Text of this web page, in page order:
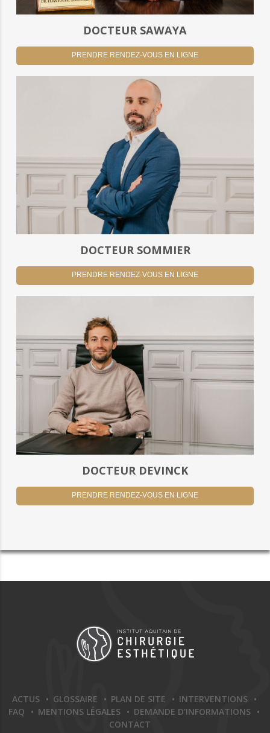
DOCTEUR SAWAYA
PRENDRE RENDEZ-VOUS EN LIGNE
DOCTEUR SOMMIER
PRENDRE RENDEZ-VOUS EN LIGNE
DOCTEUR DEVINCK
PRENDRE RENDEZ-VOUS EN LIGNE
ACTUS GLOSSAIRE PLAN DE SITE
INTERVENTIONS
FAQ
MENTIONS LÉGALES
DEMANDE D’INFORMATIONS
CONTACT